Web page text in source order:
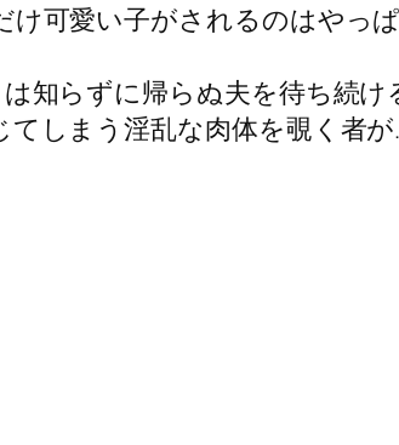
可愛い子がされるのはやっぱ
知らずに帰らぬ夫を待ち続
しまう淫乱な肉体を覗く者が